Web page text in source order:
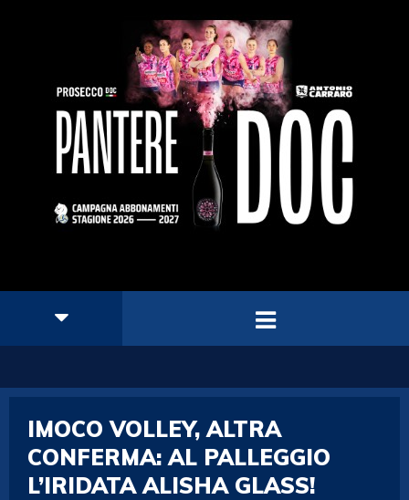
IMOCO VOLLEY, ALTRA
CONFERMA: AL PALLEGGIO
L’IRIDATA ALISHA GLASS!